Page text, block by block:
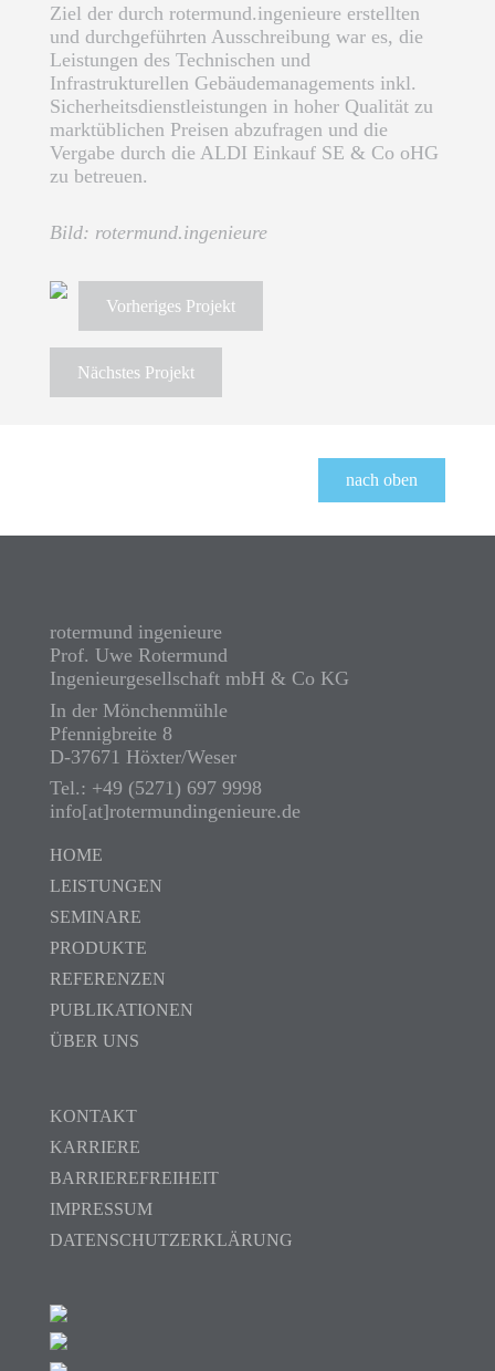
Ziel der durch rotermund.ingenieure erstellten
und durchgeführten Ausschreibung war es, die
Leistungen des Technischen und
Infrastrukturellen Gebäudemanagements inkl.
Sicherheitsdienstleistungen in hoher Qualität zu
marktüblichen Preisen abzufragen und die
Vergabe durch die ALDI Einkauf SE & Co oHG
zu betreuen.
Bild: rotermund.ingenieure
Vorheriges Projekt
Nächstes Projekt
nach oben
rotermund ingenieure
Prof. Uwe Rotermund
Ingenieurgesellschaft mbH & Co KG
In der Mönchenmühle
Pfennigbreite 8
D-37671 Höxter/Weser
Tel.: +49 (5271) 697 9998
info[at]rotermundingenieure.de
HOME
LEISTUNGEN
SEMINARE
PRODUKTE
REFERENZEN
PUBLIKATIONEN
ÜBER UNS
KONTAKT
KARRIERE
BARRIEREFREIHEIT
IMPRESSUM
DATENSCHUTZERKLÄRUNG